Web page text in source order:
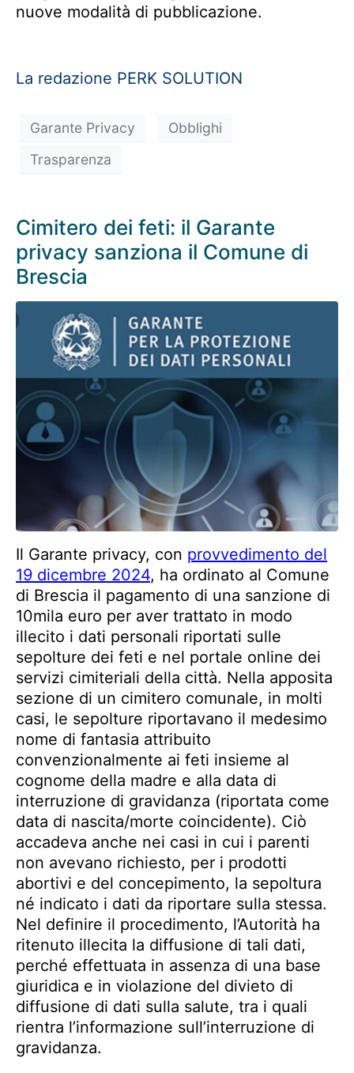
nuove modalità di pubblicazione.
La redazione PERK SOLUTION
Garante Privacy
Obblighi
Trasparenza
Cimitero dei feti: il Garante
privacy sanziona il Comune di
Brescia
Il Garante privacy, con provvedimento del
19 dicembre 2024, ha ordinato al Comune
di Brescia il pagamento di una sanzione di
10mila euro per aver trattato in modo
illecito i dati personali riportati sulle
sepolture dei feti e nel portale online dei
servizi cimiteriali della città. Nella apposita
sezione di un cimitero comunale, in molti
casi, le sepolture riportavano il medesimo
nome di fantasia attribuito
convenzionalmente ai feti insieme al
cognome della madre e alla data di
interruzione di gravidanza (riportata come
data di nascita/morte coincidente). Ciò
accadeva anche nei casi in cui i parenti
non avevano richiesto, per i prodotti
abortivi e del concepimento, la sepoltura
né indicato i dati da riportare sulla stessa.
Nel definire il procedimento, l’Autorità ha
ritenuto illecita la diffusione di tali dati,
perché effettuata in assenza di una base
giuridica e in violazione del divieto di
diffusione di dati sulla salute, tra i quali
rientra l’informazione sull’interruzione di
gravidanza.